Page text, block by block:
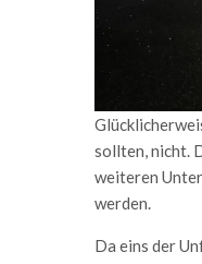
sollten, nicht.
weiteren
werden.
Da eins der